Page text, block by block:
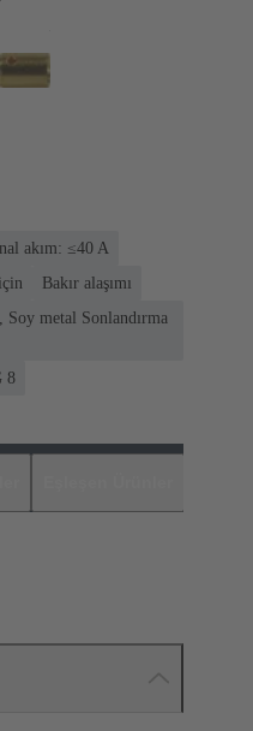
akım: ≤40 A
Bakır alaşımı
Soy metal Sonlandırma
8